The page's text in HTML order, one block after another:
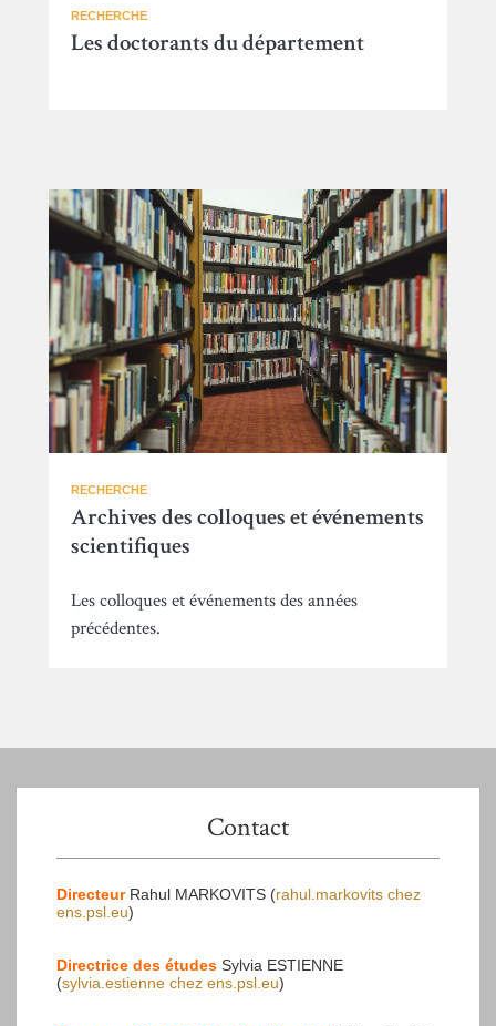
RECHERCHE
Les doctorants du département
RECHERCHE
Archives des colloques et événements
scientifiques
Les colloques et événements des années
précédentes.
Contact
Directeur Rahul MARKOVITS (rahul.markovits chez
ens.psl.eu)
Directrice des études Sylvia ESTIENNE
(sylvia.estienne chez ens.psl.eu)